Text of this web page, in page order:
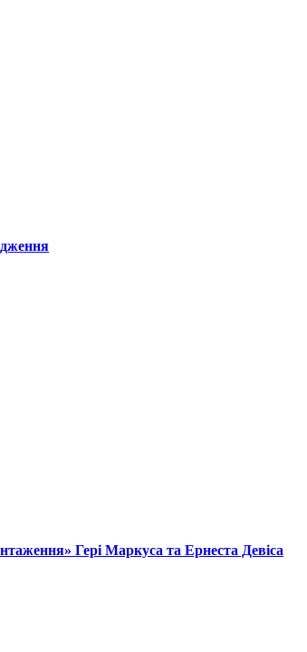
Гері Маркуса та Ернеста Девіса